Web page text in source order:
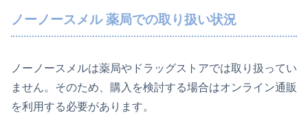
ノーノースメル 薬局での取り扱い状況
ノーノースメルは薬局やドラッグストアでは取り扱ってい
ません。そのため、購入を検討する場合はオンライン通販
を利用する必要があります。